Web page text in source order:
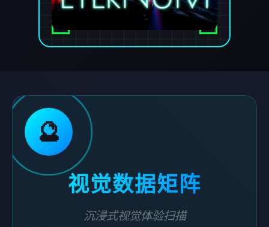
🔮
视觉数据矩阵
沉浸式视觉体验扫描